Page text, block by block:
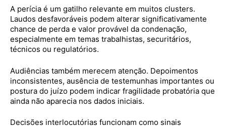
A perícia é um gatilho relevante em muitos clusters.
Laudos desfavoráveis podem alterar significativamente
chance de perda e valor provável da condenação,
especialmente em temas trabalhistas, securitários,
técnicos ou regulatórios.
Audiências também merecem atenção. Depoimentos
inconsistentes, ausência de testemunhas importantes ou
postura do juízo podem indicar fragilidade probatória que
ainda não aparecia nos dados iniciais.
Decisões interlocutórias funcionam como sinais